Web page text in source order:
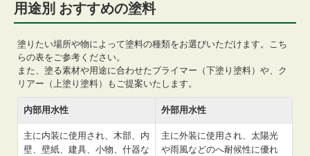
用途別 おすすめの塗料
塗りたい場所や物によって塗料の種類をお選びいただけます。こち
らの表をご参考ください。
また、塗る素材や用途に合わせたプライマー（下塗り塗料）や、ク
リアー（上塗り塗料）もご提案いたします。
内部用水性 外部用水性
主に内装に使用され、木部、内
壁、壁紙、建具、小物、什器な
主に外装に使用され、太陽光
や雨風などのへ耐候性に優れ